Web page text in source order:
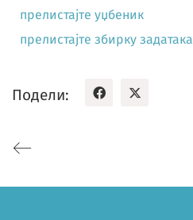
прелистајте уџбеник
прелистајте збирку задатака
Подели: